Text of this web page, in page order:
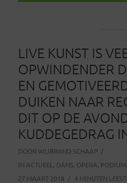
LIVE KUNST IS
OPWINDENDER
EN
DUIKEN NAAR
DIT OP DE
KUDDEGEDRAG
DOOR WIJBRAND SCHAAP
IN ACTUEEL , DANS, OPERA,
27 MAART 2018
4 MINUTEN